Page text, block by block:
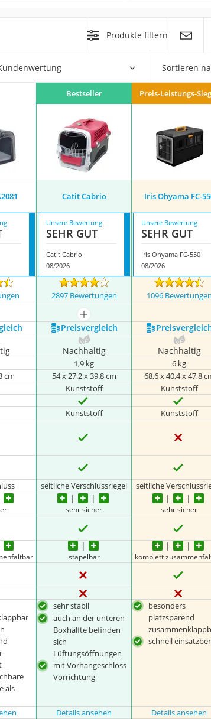
Produkte filtern
Sortieren
Bestseller Preis-Leistungs-
Catit Cabrio Iris Ohyama FC-
Unsere Bewertung
SEHR GUT
Catit Cabrio
08/2026
Unsere Bewertung
SEHR GUT
Iris Ohyama FC-550
08/2026
2897 Bewertungen 1096 Bewertungen
mehr anzeigen
Preis­vergleich
Nachhaltig Nachhaltig
1,9 kg 6 kg
cm 54 x 27.2 x 39.8 cm 68,6 x 40,4 x 47,8
Kunststoff Kunststoff
Kunststoff Kunststoff
seitliche Verschlussriegel seitliche
sehr sicher sehr sicher
stapelbar komplett
als
sehr stabil
auch an der unteren
Boxhälfte befinden
sich
Lüftungsöffnungen
mit Vorhängeschloss-
Vorrichtung
besonders
platzsparend
schnell
Details ansehen Details ansehen